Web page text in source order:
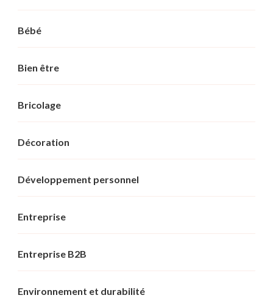
Bébé
Bien être
Bricolage
Décoration
Développement personnel
Entreprise
Entreprise B2B
Environnement et durabilité